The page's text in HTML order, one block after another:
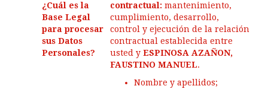
¿Cuál es la
Base Legal
para procesar
sus Datos
Personales?
contractual: mantenimiento,
cumplimiento, desarrollo,
control y ejecución de la relación
contractual establecida entre
usted y ESPINOSA AZAÑON,
FAUSTINO MANUEL.
Nombre y apellidos;